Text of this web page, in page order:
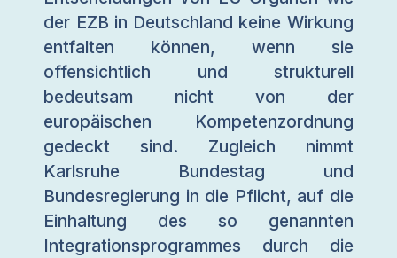
der EZB in Deutschland keine Wirkung
entfalten können, wenn sie
offensichtlich und strukturell
bedeutsam nicht von der
europäischen Kompetenzordnung
gedeckt sind. Zugleich nimmt
Karlsruhe Bundestag und
Bundesregierung in die Pflicht, auf die
Einhaltung des so genannten
Integrationsprogrammes durch die